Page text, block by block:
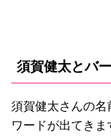
須賀健太とバ
須賀健太さんの
ワードが出てきま